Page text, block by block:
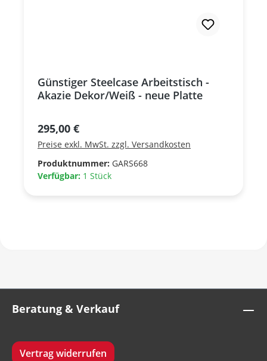
Günstiger Steelcase Arbeitstisch -
Akazie Dekor/Weiß - neue Platte
Regulärer Preis:
295,00 €
Preise exkl. MwSt. zzgl. Versandkosten
Produktnummer: GARS668
Verfügbar: 1 Stück
Beratung & Verkauf
Vertrag widerrufen